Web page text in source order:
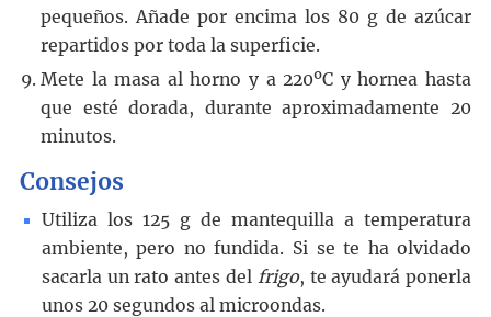
pequeños. Añade por encima los 80 g de azúcar
repartidos por toda la superficie.
Mete la masa al horno y a 220ºC y hornea hasta
que esté dorada, durante aproximadamente 20
minutos.
Consejos
Utiliza los 125 g de mantequilla a temperatura
ambiente, pero no fundida. Si se te ha olvidado
sacarla un rato antes del frigo, te ayudará ponerla
unos 20 segundos al microondas.